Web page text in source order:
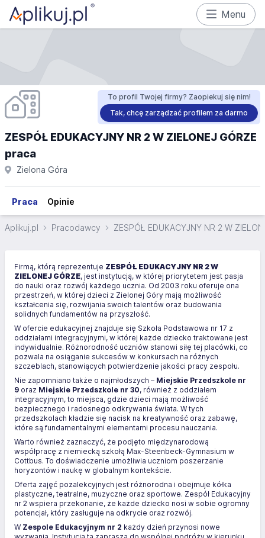
Menu
To profil Twojej firmy? Zaopiekuj się nim!
Tak, chcę zarządzać profilem za darmo
ZESPÓŁ EDUKACYJNY NR 2 W ZIELONEJ GÓRZE
praca
Zielona Góra
Praca Opinie
Aplikuj.pl Pracodawcy ZESPÓŁ EDUKACYJNY NR 2 W
Firmą, którą reprezentuje ZESPÓŁ EDUKACYJNY NR 2 W
ZIELONEJ GÓRZE, jest instytucją, w której priorytetem jest pasja
do nauki oraz rozwój każdego ucznia. Od 2003 roku oferuje ona
przestrzeń, w której dzieci z Zielonej Góry mają możliwość
kształcenia się, rozwijania swoich talentów oraz budowania
solidnych fundamentów na przyszłość.
W ofercie edukacyjnej znajduje się Szkoła Podstawowa nr 17 z
oddziałami integracyjnymi, w której każde dziecko traktowane jest
indywidualnie. Różnorodność uczniów stanowi siłę tej placówki, co
pozwala na osiąganie sukcesów w konkursach na różnych
szczeblach, stanowiących potwierdzenie jakości pracy zespołu.
Nie zapomniano także o najmłodszych – Miejskie Przedszkole nr
9 oraz Miejskie Przedszkole nr 30, również z oddziałem
integracyjnym, to miejsca, gdzie dzieci mają możliwość
bezpiecznego i radosnego odkrywania świata. W tych
przedszkolach kładzie się nacisk na kreatywność oraz zabawę,
które są fundamentalnymi elementami procesu nauczania.
Warto również zaznaczyć, że podjęto międzynarodową
współpracę z niemiecką szkołą Max-Steenbeck-Gymnasium w
Cottbus. To doświadczenie umożliwia uczniom poszerzanie
horyzontów i naukę w globalnym kontekście.
Oferta zajęć pozalekcyjnych jest różnorodna i obejmuje kółka
plastyczne, teatralne, muzyczne oraz sportowe. Zespół Edukacyjny
nr 2 wspiera przekonanie, że każde dziecko nosi w sobie ogromny
potencjał, który zasługuje na odkrycie oraz rozwój.
W Zespole Edukacyjnym nr 2 każdy dzień przynosi nowe